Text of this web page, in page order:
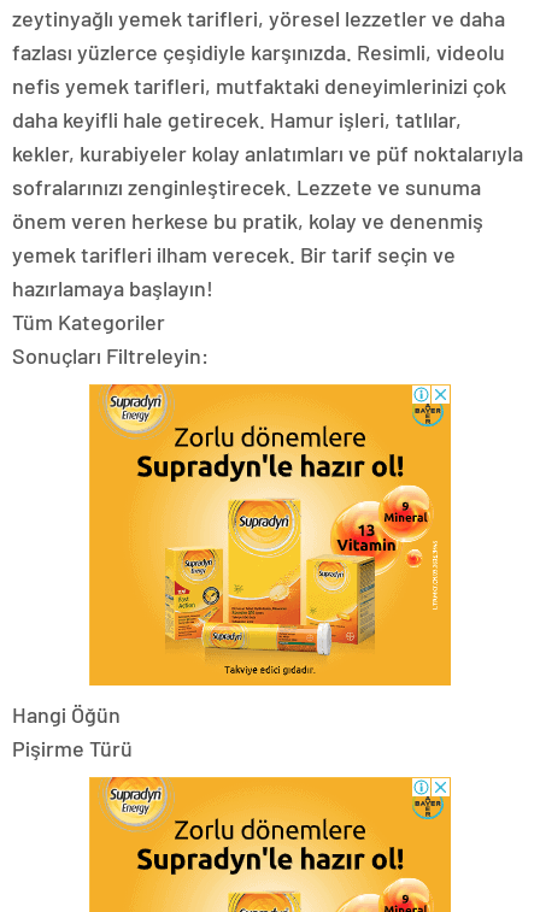
zeytinyağlı yemek tarifleri, yöresel lezzetler ve daha
fazlası yüzlerce çeşidiyle karşınızda. Resimli, videolu
nefis yemek tarifleri, mutfaktaki deneyimlerinizi çok
daha keyifli hale getirecek. Hamur işleri, tatlılar,
kekler, kurabiyeler kolay anlatımları ve püf noktalarıyla
sofralarınızı zenginleştirecek. Lezzete ve sunuma
önem veren herkese bu pratik, kolay ve denenmiş
yemek tarifleri ilham verecek. Bir tarif seçin ve
hazırlamaya başlayın!
Tüm Kategoriler
Sonuçları Filtreleyin:
Hangi Öğün
Pişirme Türü